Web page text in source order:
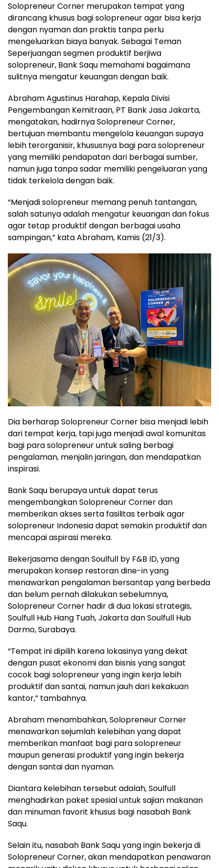
Solopreneur Corner merupakan tempat yang
dirancang khusus bagi solopreneur agar bisa kerja
dengan nyaman dan praktis tanpa perlu
mengeluarkan biaya banyak. Sebagai Teman
Seperjuangan segmen produktif berjiwa
solopreneur, Bank Saqu memahami bagaimana
sulitnya mengatur keuangan dengan baik.
Abraham Agustinus Harahap, Kepala Divisi
Pengembangan Kemitraan, PT Bank Jasa Jakarta,
mengatakan, hadirnya Solopreneur Corner,
bertujuan membantu mengelola keuangan supaya
lebih terorganisir, khususnya bagi para solopreneur
yang memiliki pendapatan dari berbagai sumber,
namun juga tanpa sadar memiliki pengeluaran yang
tidak terkelola dengan baik.
“Menjadi solopreneur memang penuh tantangan,
salah satunya adalah mengatur keuangan dan fokus
agar tetap produktif dengan berbagai usaha
sampingan,” kata Abraham, Kamis (21/3).
Dia berharap Solopreneur Corner bisa menjadi lebih
dari tempat kerja, tapi juga menjadi awal komunitas
bagi para solopreneur untuk saling berbagi
pengalaman, menjalin jaringan, dan mendapatkan
inspirasi.
Bank Saqu berupaya untuk dapat terus
mengembangkan Solopreneur Corner dan
memberikan akses serta fasilitas terbaik agar
solopreneur Indonesia dapat semakin produktif dan
mencapai aspirasi mereka.
Bekerjasama dengan Soulfull by F&B ID, yang
merupakan konsep restoran dine-in yang
menawarkan pengalaman bersantap yang berbeda
dan belum pernah dilakukan sebelumnya,
Solopreneur Corner hadir di dua lokasi strategis,
Soulfull Hub Hang Tuah, Jakarta dan Soulfull Hub
Darmo, Surabaya.
“Tempat ini dipilih karena lokasinya yang dekat
dengan pusat ekonomi dan bisnis yang sangat
cocok bagi solopreneur yang ingin kerja lebih
produktif dan santai, namun jauh dari kekakuan
kantor,” tambahnya.
Abraham menambahkan, Solopreneur Corner
menawarkan sejumlah kelebihan yang dapat
memberikan manfaat bagi para solopreneur
maupun generasi produktif yang ingin bekerja
dengan santai dan nyaman.
Diantara kelebihan tersebut adalah, Soulfull
menghadirkan paket spesial untuk sajian makanan
dan minuman favorit khusus bagi nasabah Bank
Saqu.
Selain itu, nasabah Bank Saqu yang ingin bekerja di
Solopreneur Corner, akan mendapatkan penawaran